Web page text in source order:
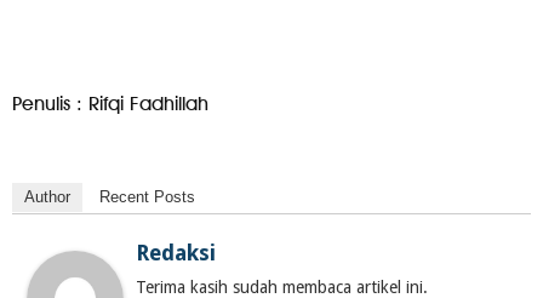
Penulis : Rifqi Fadhillah
Author Recent Posts
Redaksi
Terima kasih sudah membaca artikel ini.